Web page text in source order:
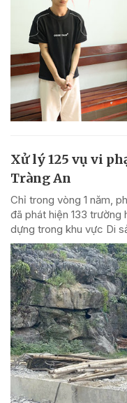
Xử lý 125 vụ vi
Tràng An
Chỉ trong vòng 1 năm,
đã phát hiện 133
dựng trong khu vực Di